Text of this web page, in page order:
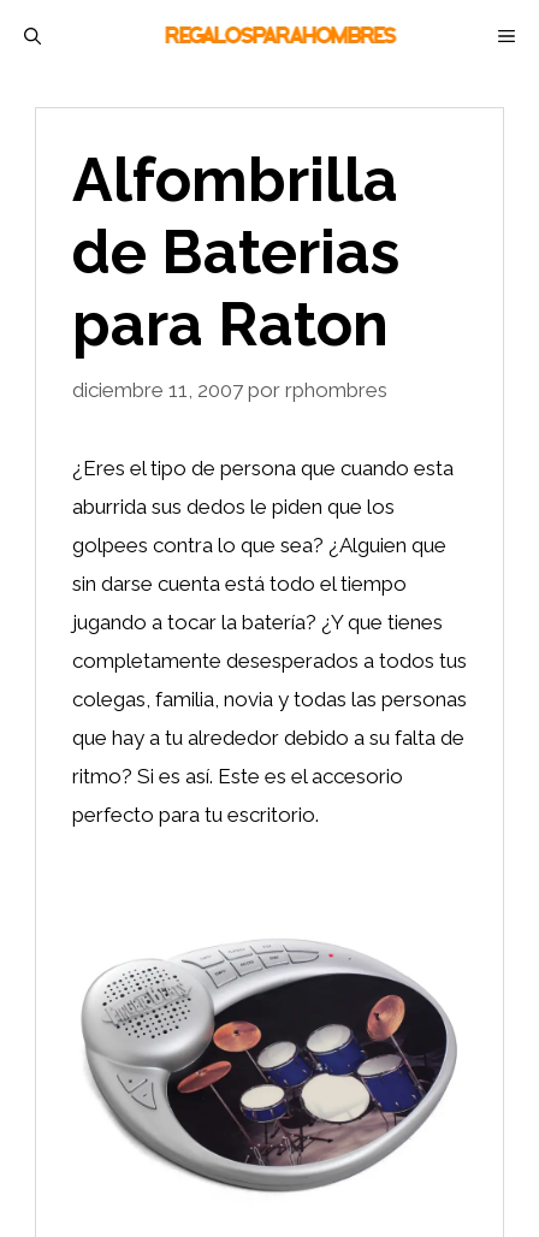
Alfombrilla
de Baterias
para Raton
diciembre 11, 2007 por rphombres
¿Eres el tipo de persona que cuando esta
aburrida sus dedos le piden que los
golpees contra lo que sea? ¿Alguien que
sin darse cuenta está todo el tiempo
jugando a tocar la batería? ¿Y que tienes
completamente desesperados a todos tus
colegas, familia, novia y todas las personas
que hay a tu alrededor debido a su falta de
ritmo? Si es así. Este es el accesorio
perfecto para tu escritorio.